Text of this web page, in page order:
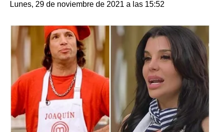
Lunes, 29 de noviembre de 2021 a las 15:52